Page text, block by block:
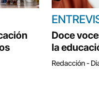
Doce
la
Redacción -